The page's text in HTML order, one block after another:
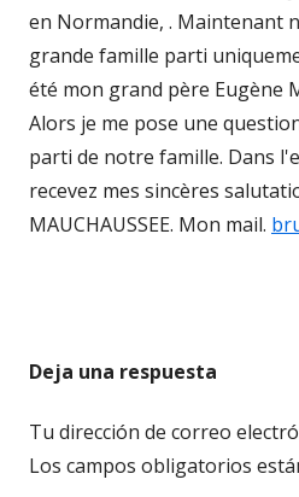
en Normandie, . Maintenant
grande famille parti
été mon grand père Eugène
Alors je me pose une
parti de notre famille. Dans
recevez mes sincères
MAUCHAUSSEE. Mon mail.
Deja una respuesta
Tu dirección de correo
Los campos obligatorios